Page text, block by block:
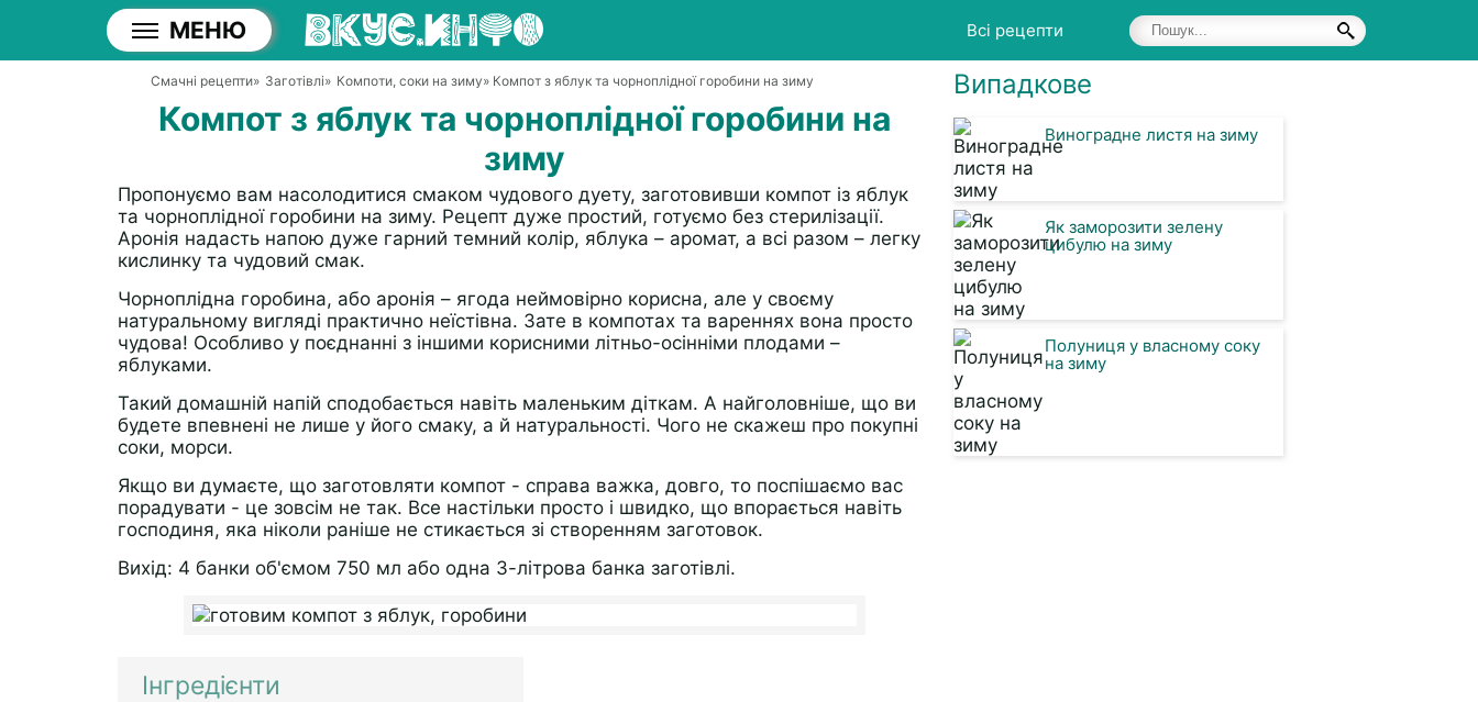
МЕНЮ Всі рецепти
Смачні рецепти» Заготівлі» Компоти, соки на зиму» Компот з яблук та чорноплідної горобини на зиму
Компот з яблук та чорноплідної горобини на
зиму
Пропонуємо вам насолодитися смаком чудового дуету, заготовивши компот із яблук
та чорноплідної горобини на зиму. Рецепт дуже простий, готуємо без стерилізації.
Аронія надасть напою дуже гарний темний колір, яблука – аромат, а всі разом – легку
кислинку та чудовий смак.
Чорноплідна горобина, або аронія – ягода неймовірно корисна, але у своєму
натуральному вигляді практично неїстівна. Зате в компотах та вареннях вона просто
чудова! Особливо у поєднанні з іншими корисними літньо-осінніми плодами –
яблуками.
Такий домашній напій сподобається навіть маленьким діткам. А найголовніше, що ви
будете впевнені не лише у його смаку, а й натуральності. Чого не скажеш про покупні
соки, морси.
Якщо ви думаєте, що заготовляти компот - справа важка, довго, то поспішаємо вас
порадувати - це зовсім не так. Все настільки просто і швидко, що впорається навіть
господиня, яка ніколи раніше не стикається зі створенням заготовок.
Вихід: 4 банки об'ємом 750 мл або одна 3-літрова банка заготівлі.
Інгредієнти
Випадкове
Виноградне листя на зиму
Як заморозити зелену
цибулю на зиму
Полуниця у власному соку
на зиму